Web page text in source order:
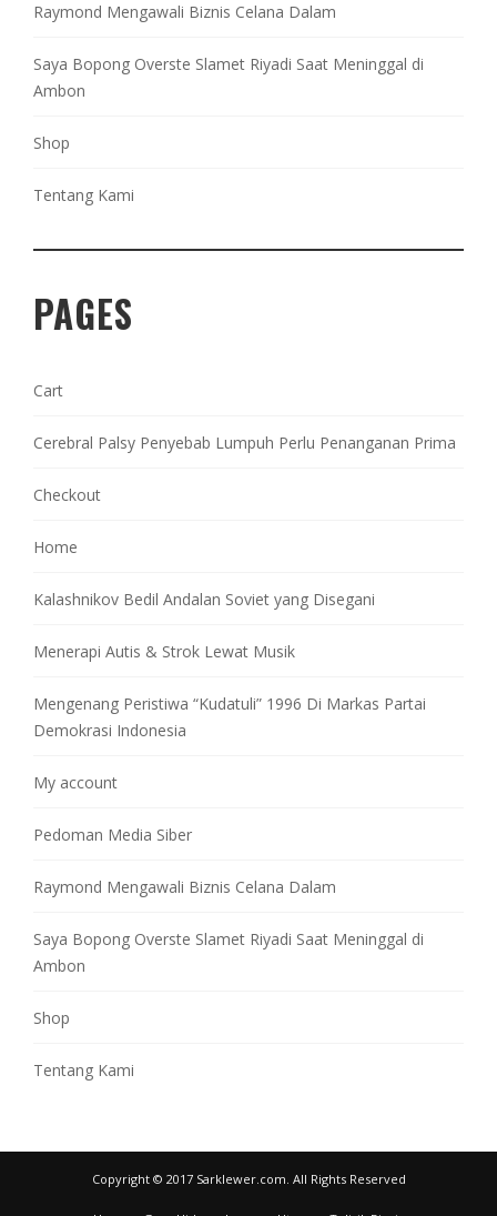
Raymond Mengawali Biznis Celana Dalam
Saya Bopong Overste Slamet Riyadi Saat Meninggal di
Ambon
Shop
Tentang Kami
PAGES
Cart
Cerebral Palsy Penyebab Lumpuh Perlu Penanganan Prima
Checkout
Home
Kalashnikov Bedil Andalan Soviet yang Disegani
Menerapi Autis & Strok Lewat Musik
Mengenang Peristiwa “Kudatuli” 1996 Di Markas Partai
Demokrasi Indonesia
My account
Pedoman Media Siber
Raymond Mengawali Biznis Celana Dalam
Saya Bopong Overste Slamet Riyadi Saat Meninggal di
Ambon
Shop
Tentang Kami
Copyright © 2017 Sarklewer.com. All Rights Reserved